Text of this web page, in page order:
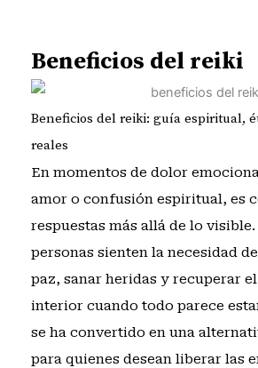
Beneficios del reiki
Beneficios del reiki: guía espiritual,
reales
En momentos de dolor
amor o confusión espiritual, es
respuestas más allá de lo
personas sienten la necesidad
paz, sanar heridas y recuperar
interior cuando todo parece
se ha convertido en una
para quienes desean liberar las